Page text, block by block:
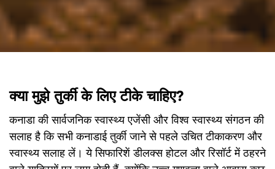
क्या मुझे तुर्की के लिए टीके चाहिए?
कनाडा की सार्वजनिक स्वास्थ्य एजेंसी और विश्व स्वास्थ्य संगठन की
सलाह है कि सभी कनाडाई तुर्की जाने से पहले उचित टीकाकरण और
स्वास्थ्य सलाह लें। ये सिफारिशें डीलक्स होटल और रिसॉर्ट में ठहरने